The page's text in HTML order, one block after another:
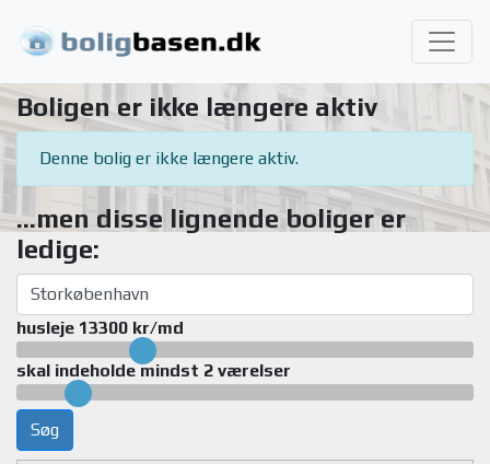
Boligen er ikke længere aktiv
Denne bolig er ikke længere aktiv.
...men disse lignende boliger er
ledige:
husleje 13300 kr/md
skal indeholde mindst 2 værelser
Søg